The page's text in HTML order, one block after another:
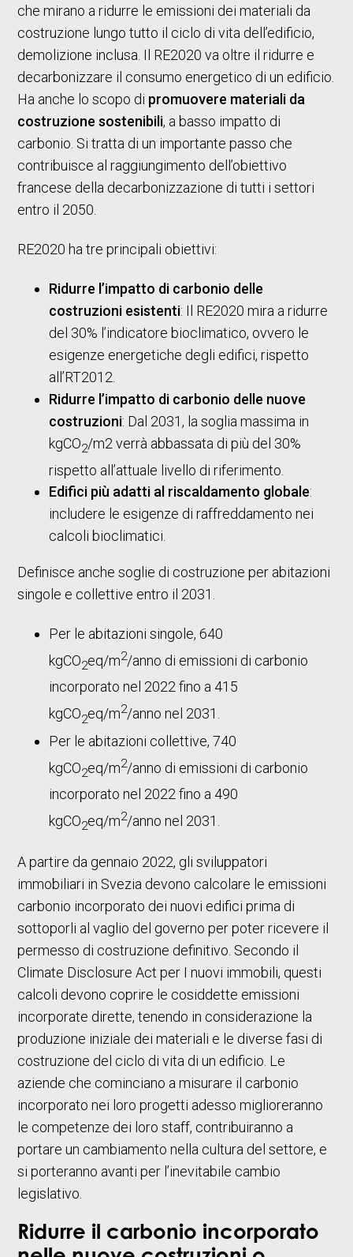
che mirano a ridurre le emissioni dei materiali da
costruzione lungo tutto il ciclo di vita dell’edificio,
demolizione inclusa. Il RE2020 va oltre il ridurre e
decarbonizzare il consumo energetico di un edificio.
Ha anche lo scopo di promuovere materiali da
costruzione sostenibili, a basso impatto di
carbonio. Si tratta di un importante passo che
contribuisce al raggiungimento dell’obiettivo
francese della decarbonizzazione di tutti i settori
entro il 2050.
RE2020 ha tre principali obiettivi:
Ridurre l’impatto di carbonio delle
costruzioni esistenti: Il RE2020 mira a ridurre
del 30% l’indicatore bioclimatico, ovvero le
esigenze energetiche degli edifici, rispetto
all’RT2012.
Ridurre l’impatto di carbonio delle nuove
costruzioni: Dal 2031, la soglia massima in
kgCO2/m2 verrà abbassata di più del 30%
rispetto all’attuale livello di riferimento.
Edifici più adatti al riscaldamento globale:
includere le esigenze di raffreddamento nei
calcoli bioclimatici.
Definisce anche soglie di costruzione per abitazioni
singole e collettive entro il 2031.
Per le abitazioni singole, 640
kgCO2eq/m2/anno di emissioni di carbonio
incorporato nel 2022 fino a 415
kgCO2eq/m2/anno nel 2031.
Per le abitazioni collettive, 740
kgCO2eq/m2/anno di emissioni di carbonio
incorporato nel 2022 fino a 490
kgCO2eq/m2/anno nel 2031.
A partire da gennaio 2022, gli sviluppatori
immobiliari in Svezia devono calcolare le emissioni
carbonio incorporato dei nuovi edifici prima di
sottoporli al vaglio del governo per poter ricevere il
permesso di costruzione definitivo. Secondo il
Climate Disclosure Act per I nuovi immobili, questi
calcoli devono coprire le cosiddette emissioni
incorporate dirette, tenendo in considerazione la
produzione iniziale dei materiali e le diverse fasi di
costruzione del ciclo di vita di un edificio. Le
aziende che cominciano a misurare il carbonio
incorporato nei loro progetti adesso miglioreranno
le competenze dei loro staff, contribuiranno a
portare un cambiamento nella cultura del settore, e
si porteranno avanti per l’inevitabile cambio
legislativo.
Ridurre il carbonio incorporato